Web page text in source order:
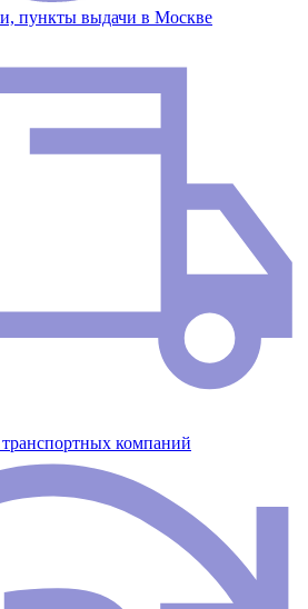
пункты выдачи в Москве
транспортных компаний